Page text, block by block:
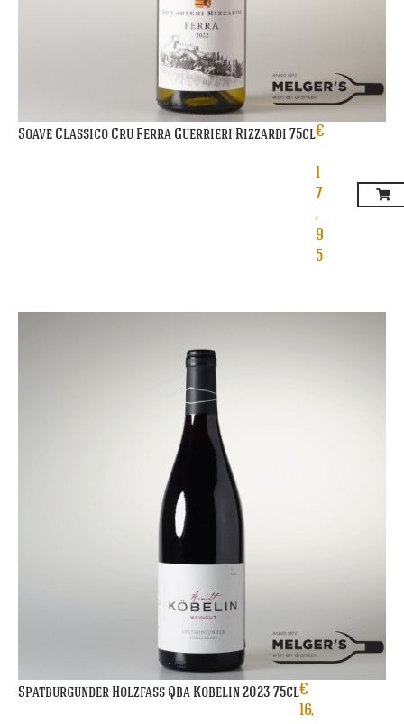
Soave Classico Cru Ferra Guerrieri Rizzardi 75cl€
1
7
,
9
5
Spatburgunder Holzfass Qba Kobelin 2023 75cl€
16,